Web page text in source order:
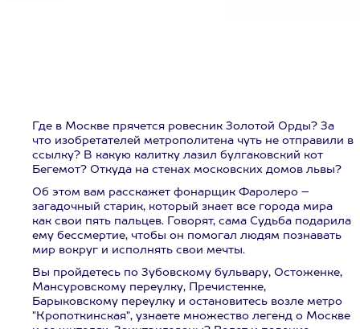
Где в Москве прячется ровесник Золотой Орды? За
что изобретателей метрополитена чуть не отправили в
ссылку? В какую калитку лазил булгаковский кот
Бегемот? Откуда на стенах московских домов львы?
Об этом вам расскажет фонарщик Фаролеро –
загадочный старик, который знает все города мира
как свои пять пальцев. Говорят, сама Судьба подарила
ему бессмертие, чтобы он помогал людям познавать
мир вокруг и исполнять свои мечты.
Вы пройдетесь по Зубовскому бульвару, Остоженке,
Мансуровскому переулку, Пречистенке,
Барыковскому переулку и остановитесь возле метро
"Кропоткинская", узнаете множество легенд о Москве